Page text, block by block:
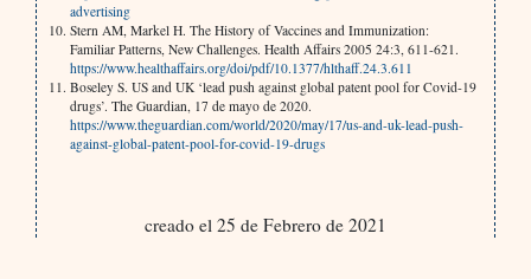
advertising
Stern AM, Markel H. The History of Vaccines and Immunization:
Familiar Patterns, New Challenges. Health Affairs 2005 24:3, 611-621.
https://www.healthaffairs.org/doi/pdf/10.1377/hlthaff.24.3.611
Boseley S. US and UK ‘lead push against global patent pool for Covid-19
drugs’. The Guardian, 17 de mayo de 2020.
https://www.theguardian.com/world/2020/may/17/us-and-uk-lead-push-
against-global-patent-pool-for-covid-19-drugs
creado el 25 de Febrero de 2021